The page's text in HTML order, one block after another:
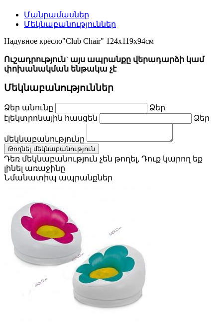
Մանրամասներ
Մեկնաբանություններ
Надувное кресло"Club Chair" 124х119х94см
Ուշադրություն` այս ապրանքը վերադարձի կամ
փոխանակման ենթակա չէ
Մեկնաբանություններ
Ձեր անունը
Ձեր
էլեկտրոնային հասցեն
Ձեր
մեկնաբանությունը
Թողնել մեկնաբանություն
Դեռ մեկնաբանություն չեն թողել, Դուք կարող եք
լինել առաջինը
Նմանատիպ ապրանքներ